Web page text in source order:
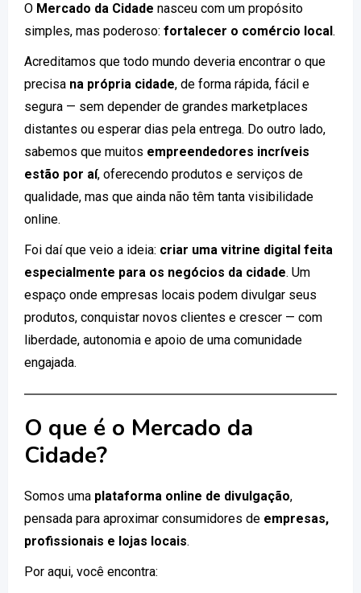
O Mercado da Cidade nasceu com um propósito
simples, mas poderoso: fortalecer o comércio local.
Acreditamos que todo mundo deveria encontrar o que
precisa na própria cidade, de forma rápida, fácil e
segura — sem depender de grandes marketplaces
distantes ou esperar dias pela entrega. Do outro lado,
sabemos que muitos empreendedores incríveis
estão por aí, oferecendo produtos e serviços de
qualidade, mas que ainda não têm tanta visibilidade
online.
Foi daí que veio a ideia: criar uma vitrine digital feita
especialmente para os negócios da cidade. Um
espaço onde empresas locais podem divulgar seus
produtos, conquistar novos clientes e crescer — com
liberdade, autonomia e apoio de uma comunidade
engajada.
O que é o Mercado da
Cidade?
Somos uma plataforma online de divulgação,
pensada para aproximar consumidores de empresas,
profissionais e lojas locais.
Por aqui, você encontra: